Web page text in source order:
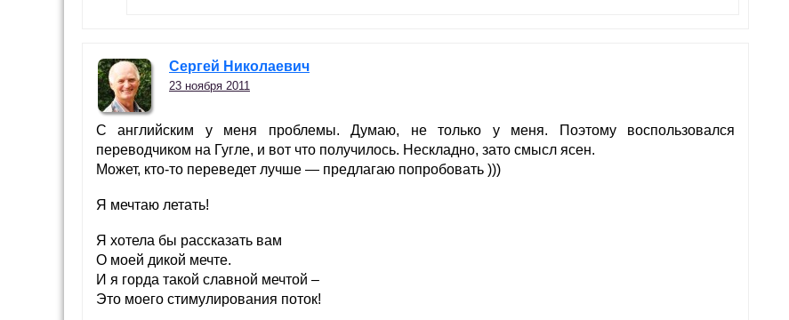
Сергей Николаевич
23 ноября 2011
С английским у меня проблемы. Думаю, не только у меня. Поэтому воспользовался
переводчиком на Гугле, и вот что получилось. Нескладно, зато смысл ясен.
Может, кто-то переведет лучше — предлагаю попробовать )))
Я мечтаю летать!
Я хотела бы рассказать вам
О моей дикой мечте.
И я горда такой славной мечтой –
Это моего стимулирования поток!